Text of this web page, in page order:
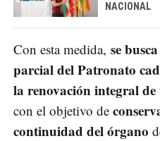
NACIONAL
Con esta medida, se
parcial del Patronato
la renovación integral de
con el objetivo de
continuidad del órgano